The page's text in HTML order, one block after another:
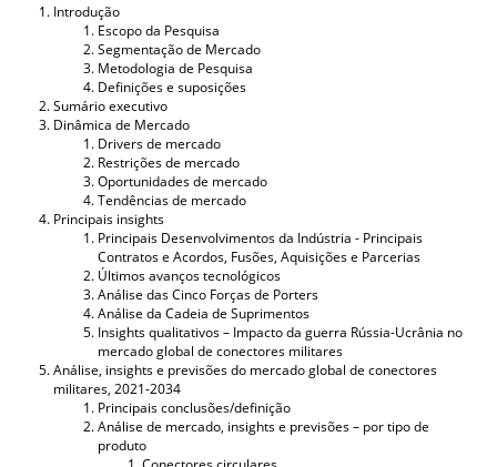
Introdução
Escopo da Pesquisa
Segmentação de Mercado
Metodologia de Pesquisa
Definições e suposições
Sumário executivo
Dinâmica de Mercado
Drivers de mercado
Restrições de mercado
Oportunidades de mercado
Tendências de mercado
Principais insights
Principais Desenvolvimentos da Indústria - Principais
Contratos e Acordos, Fusões, Aquisições e Parcerias
Últimos avanços tecnológicos
Análise das Cinco Forças de Porters
Análise da Cadeia de Suprimentos
Insights qualitativos – Impacto da guerra Rússia-Ucrânia no
mercado global de conectores militares
Análise, insights e previsões do mercado global de conectores
militares, 2021-2034
Principais conclusões/definição
Análise de mercado, insights e previsões – por tipo de
produto